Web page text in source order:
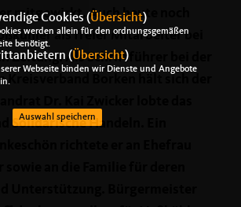
mitgewirkt. Auch heute noch
als freier Mitarbeiter bei
Zeitung. Als Schriftführer bei der
Kreisverband Borken hält sich der
Solidarische Handeln. Ein
Cookies (Übersicht)
werden allein für den ordnungsgemäßen
benötigt.
(Übersicht)
Webseite binden wir Dienste und Angebote
Auswahl speichern